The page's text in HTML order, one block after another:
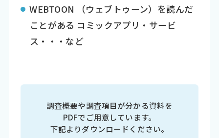
WEBTOON （ウェブトゥーン）を読んだ
ことがある コミックアプリ・サービ
ス・・・など
調査概要や調査項目が分かる資料を
PDFでご用意しています。
下記よりダウンロードください。